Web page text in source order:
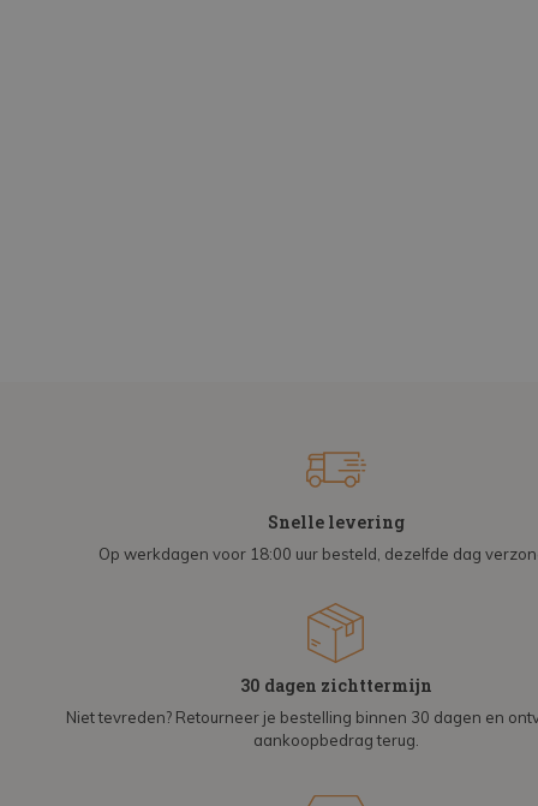
Snelle levering
Op werkdagen voor 18:00 uur besteld, dezelfde dag
30 dagen zichttermijn
Niet tevreden? Retourneer je bestelling binnen 30 dagen en
aankoopbedrag terug.